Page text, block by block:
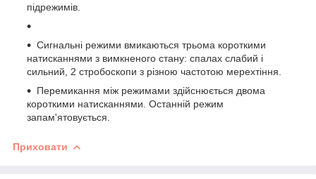
підрежимів.
Сигнальні режими вмикаються трьома короткими
натисканнями з вимкненого стану: спалах слабий і
сильний, 2 стробоскопи з різною частотою мерехтіння.
Перемикання між режимами здійснюється двома
короткими натисканнями. Останній режим
запам'ятовується.
Приховати